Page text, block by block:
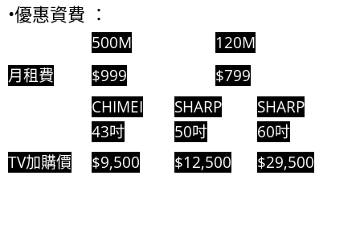
•優惠資費 ：
500M
120M
月租費
$999
$799
CHIMEI
43吋
SHARP
50吋
SHARP
60吋
TV加購價
$9,500 $12,500 $29,500